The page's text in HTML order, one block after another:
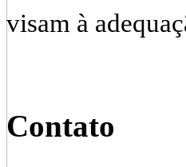
visam à
Contato